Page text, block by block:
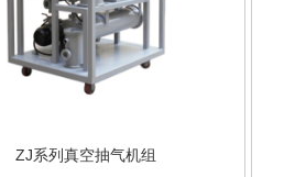
ZJ系列真空抽气机组